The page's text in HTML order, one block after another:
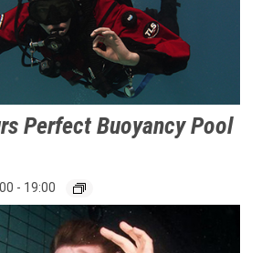
Perfect Buoyancy Pool
- 19:00